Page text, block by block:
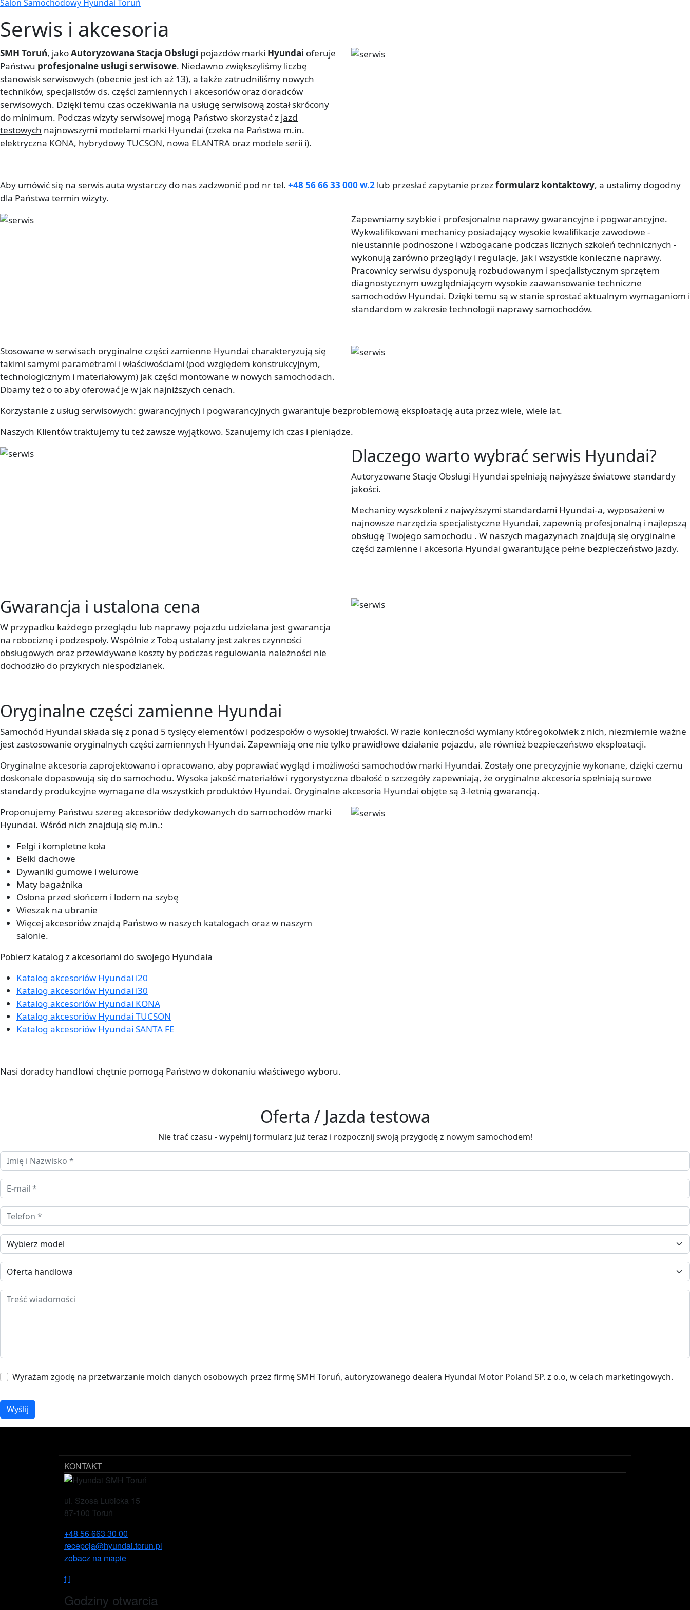
Salon Samochodowy Hyundai Toruń
Serwis i akcesoria
SMH Toruń, jakoAutoryzowana Stacja Obsługi pojazdów marki Hyundai oferuje
Państwu profesjonalne usługi serwisowe. Niedawno zwiększyliśmy liczbę
stanowisk serwisowych (obecnie jest ich aż 13), a także zatrudniliśmy nowych
techników, specjalistów ds. części zamiennych i akcesoriów oraz doradców
serwisowych. Dzięki temu czas oczekiwania na usługę serwisową został skrócony
do minimum. Podczas wizyty serwisowej mogą Państwo skorzystać z jazd
testowych najnowszymi modelami marki Hyundai (czeka na Państwa m.in.
elektryczna KONA, hybrydowy TUCSON, nowa ELANTRA oraz modele serii i).
Aby umówić się na serwis auta wystarczy do nas zadzwonić pod nr tel. +48 56 66 33 000 w.2 lub przesłać zapytanie przezformularz kontaktowy, a ustalimy dogodny
dla Państwa termin wizyty.
Zapewniamy szybkie i profesjonalne naprawy gwarancyjne i pogwarancyjne.
Wykwalifikowani mechanicy posiadający wysokie kwalifikacje zawodowe -
nieustannie podnoszone i wzbogacane podczas licznych szkoleń technicznych -
wykonują zarówno przeglądy i regulacje, jak i wszystkie konieczne naprawy.
Pracownicy serwisu dysponują rozbudowanym i specjalistycznym sprzętem
diagnostycznym uwzględniającym wysokie zaawansowanie techniczne
samochodów Hyundai. Dzięki temu są w stanie sprostać aktualnym wymaganiom i
standardom w zakresie technologii naprawy samochodów.
Stosowane w serwisach oryginalne części zamienne Hyundai charakteryzują się
takimi samymi parametrami i właściwościami (pod względem konstrukcyjnym,
technologicznym i materiałowym) jak części montowane w nowych samochodach.
Dbamy też o to aby oferować je w jak najniższych cenach.
Korzystanie z usług serwisowych: gwarancyjnych i pogwarancyjnych gwarantuje bezproblemową eksploatację auta przez wiele, wiele lat.
Naszych Klientów traktujemy tu też zawsze wyjątkowo. Szanujemy ich czas i pieniądze.
Dlaczego warto wybrać serwis Hyundai?
Autoryzowane Stacje Obsługi Hyundai spełniają najwyższe światowe standardy
jakości.
Mechanicy wyszkoleni z najwyższymi standardami Hyundai-a, wyposażeni w
najnowsze narzędzia specjalistyczne Hyundai, zapewnią profesjonalną i najlepszą
obsługę Twojego samochodu . W naszych magazynach znajdują się oryginalne
części zamienne i akcesoria Hyundai gwarantujące pełne bezpieczeństwo jazdy.
Gwarancja i ustalona cena
W przypadku każdego przeglądu lub naprawy pojazdu udzielana jest gwarancja
na robociznę i podzespoły. Wspólnie z Tobą ustalany jest zakres czynności
obsługowych oraz przewidywane koszty by podczas regulowania należności nie
dochodziło do przykrych niespodzianek.
Oryginalne części zamienne Hyundai
Samochód Hyundai składa się z ponad 5 tysięcy elementów i podzespołów o wysokiej trwałości. W razie konieczności wymiany któregokolwiek z nich, niezmiernie ważne
jest zastosowanie oryginalnych części zamiennych Hyundai. Zapewniają one nie tylko prawidłowe działanie pojazdu, ale również bezpieczeństwo eksploatacji.
Oryginalne akcesoria zaprojektowano i opracowano, aby poprawiać wygląd i możliwości samochodów marki Hyundai. Zostały one precyzyjnie wykonane, dzięki czemu
doskonale dopasowują się do samochodu. Wysoka jakość materiałów i rygorystyczna dbałość o szczegóły zapewniają, że oryginalne akcesoria spełniają surowe
standardy produkcyjne wymagane dla wszystkich produktów Hyundai. Oryginalne akcesoria Hyundai objęte są 3-letnią gwarancją.
Proponujemy Państwu szereg akcesoriów dedykowanych do samochodów marki
Hyundai. Wśród nich znajdują się m.in.:
Felgi i kompletne koła
Belki dachowe
Dywaniki gumowe i welurowe
Maty bagażnika
Osłona przed słońcem i lodem na szybę
Wieszak na ubranie
Więcej akcesoriów znajdą Państwo w naszych katalogach oraz w naszym
salonie.
Pobierz katalog z akcesoriami do swojego Hyundaia
Katalog akcesoriów Hyundai i20
Katalog akcesoriów Hyundai i30
Katalog akcesoriów Hyundai KONA
Katalog akcesoriów Hyundai TUCSON
Katalog akcesoriów Hyundai SANTA FE
Nasi doradcy handlowi chętnie pomogą Państwo w dokonaniu właściwego wyboru.
Oferta / Jazda testowa
Nie trać czasu - wypełnij formularz już teraz i rozpocznij swoją przygodę z nowym samochodem!
Imię i Nazwisko *
E-mail *
Telefon
Wybierz model
Oferta handlowa
Treść wiadomości
Zgoda Wyrażam zgodę na przetwarzanie moich danych osobowych przez firmę SMH Toruń, autoryzowanego dealera Hyundai Motor Poland SP. z o.o, w celach marketingowych.
Wyślij
KONTAKT
ul. Szosa Lubicka 15
87-100 Toruń
+48 56 663 30 00
recepcja@hyundai.torun.pl
zobacz na mapie
f i
Godziny otwarcia